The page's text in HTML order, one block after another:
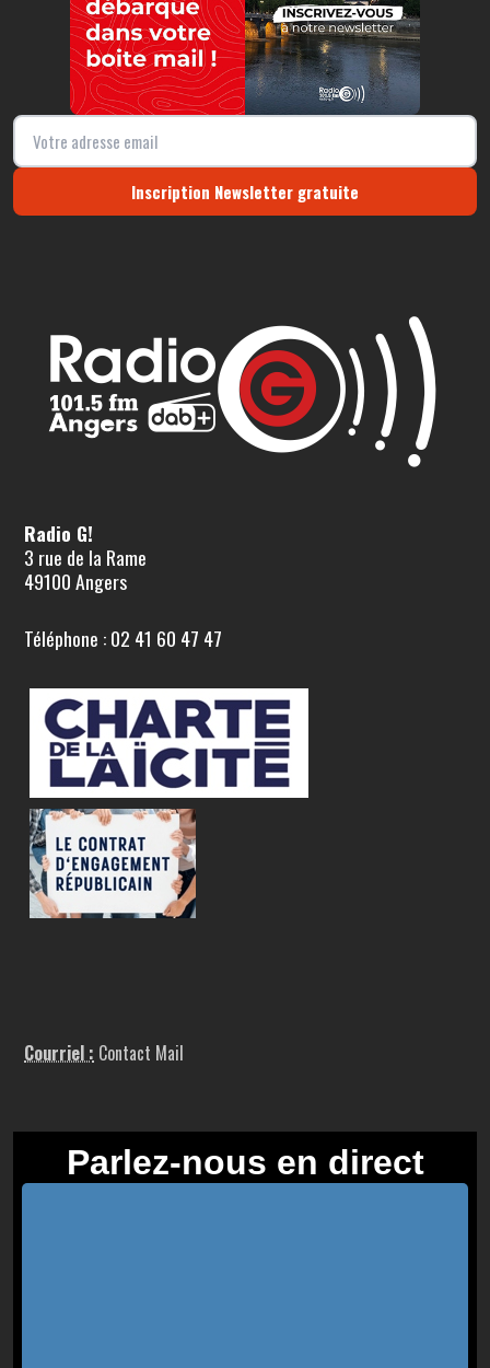
Inscription Newsletter gratuite
Radio G!
3 rue de la Rame
49100 Angers
Téléphone : 02 41 60 47 47
Courriel : Contact Mail